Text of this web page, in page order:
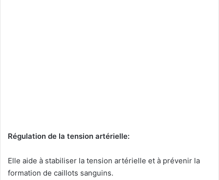
Régulation de la tension artérielle:
Elle aide à stabiliser la tension artérielle et à prévenir la
formation de caillots sanguins.